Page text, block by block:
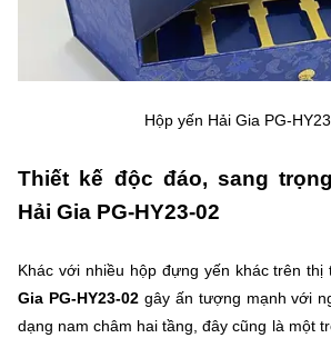
Hộp yến Hải Gia PG-
Thiết kế độc đáo, sang
Hải Gia PG-HY23-02
Khác với nhiều hộp đựng yến khác trên thị
Gia PG-HY23-02gây ấn tượng mạnh với
dạng nam châm hai tầng, đây cũng là một